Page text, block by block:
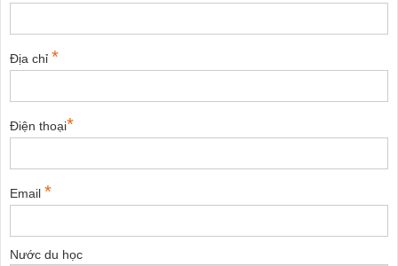
Địa chỉ *
Điện thoại*
Email *
Nước du học